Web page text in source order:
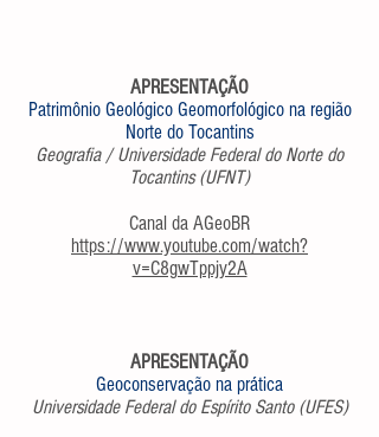
APRESENTAÇÃO
Patrimônio Geológico Geomorfológico na região
Norte do Tocantins
Geografia / Universidade Federal do Norte do
Tocantins (UFNT)
Canal da AGeoBR
https://www.youtube.com/watch?
v=C8gwTppjy2A
APRESENTAÇÃO
Geoconservação na prática
Universidade Federal do Espírito Santo (UFES)